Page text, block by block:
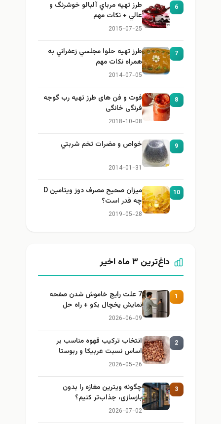
6
طرز تهيه مرباي آلبالو خوشرنگ و
عالي + نكات مهم
2015-07-25
7
طرز تهيه حلوا مجلسي زعفراني به
همراه نكات مهم
2014-07-05
8
فوت و فن های طرز تهیه رب گوجه
فرنگی خانگی
2018-10-08
9 خواص و مضرات تخم شربتي
2014-01-31
10
میزان صحیح مصرف دوز ویتامین D
چه قدر است؟
2019-05-28
داغ‌ترین ۳ ماه اخیر
1
7 علت رایج خاموش شدن صفحه
نمایش یخچال بکو + راه حل
2026-06-09
2
انتخاب ترکیب قهوه مناسب بر
اساس نسبت عربیکا و ربوستا
2026-05-26
3
چگونه ویترین مغازه را بدون
بازسازی، جذاب‌تر کنیم؟
2026-07-02